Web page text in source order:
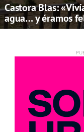
Castora Blas:
agua… y éramos